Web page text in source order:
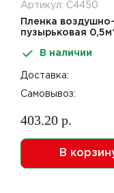
Артикул: С4450
Пленка воздушно-
пузырьковая
В наличии
Доставка:
Самовывоз:
403.20 р.
В